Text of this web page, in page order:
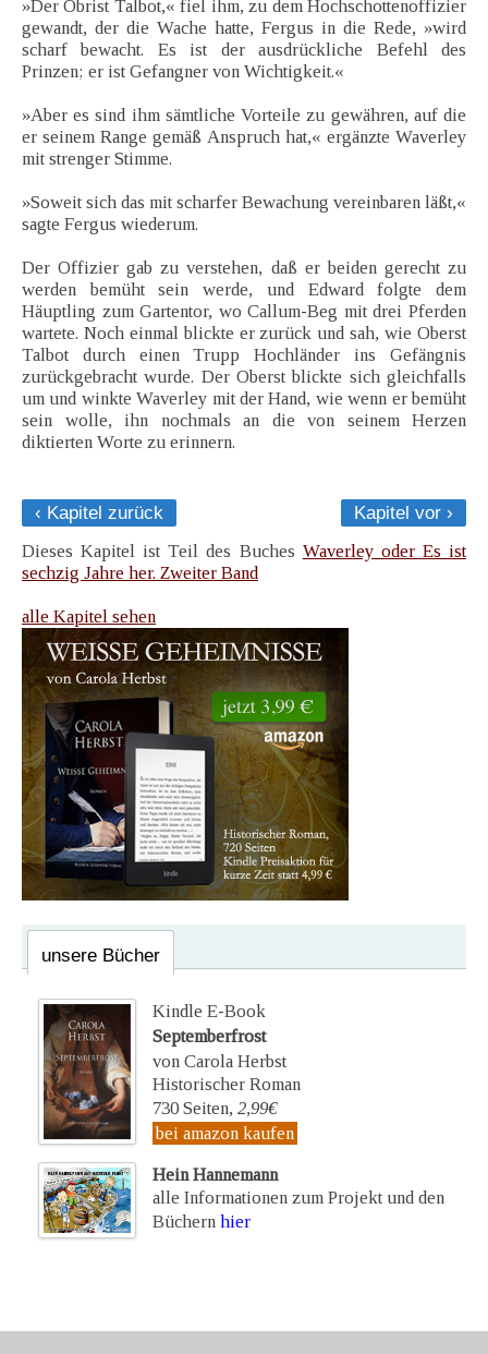
»Der Obrist Talbot,« fiel ihm, zu dem Hochschottenoffizier
gewandt, der die Wache hatte, Fergus in die Rede, »wird
scharf bewacht. Es ist der ausdrückliche Befehl des
Prinzen; er ist Gefangner von Wichtigkeit.«
»Aber es sind ihm sämtliche Vorteile zu gewähren, auf die
er seinem Range gemäß Anspruch hat,« ergänzte Waverley
mit strenger Stimme.
»Soweit sich das mit scharfer Bewachung vereinbaren läßt,«
sagte Fergus wiederum.
Der Offizier gab zu verstehen, daß er beiden gerecht zu
werden bemüht sein werde, und Edward folgte dem
Häuptling zum Gartentor, wo Callum-Beg mit drei Pferden
wartete. Noch einmal blickte er zurück und sah, wie Oberst
Talbot durch einen Trupp Hochländer ins Gefängnis
zurückgebracht wurde. Der Oberst blickte sich gleichfalls
um und winkte Waverley mit der Hand, wie wenn er bemüht
sein wolle, ihn nochmals an die von seinem Herzen
diktierten Worte zu erinnern.
‹ Kapitel zurück
Kapitel vor ›
Dieses Kapitel ist Teil des Buches Waverley oder Es ist
sechzig Jahre her. Zweiter Band
alle Kapitel sehen
unsere Bücher
Kindle E-Book
Septemberfrost
von Carola Herbst
Historischer Roman
730 Seiten, 2,99€
bei amazon kaufen
Hein Hannemann
alle Informationen zum Projekt und den
Büchern hier